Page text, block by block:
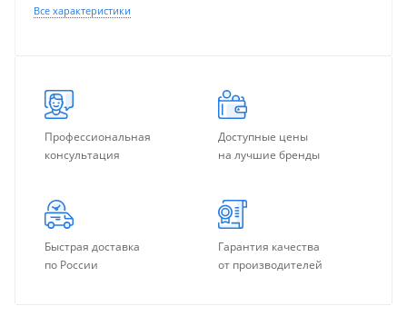
Все характеристики
Профессиональная
консультация
Доступные цены
на лучшие бренды
Быстрая доставка
по России
Гарантия качества
от производителей